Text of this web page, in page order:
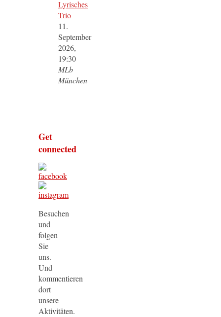
Lyrisches
Trio
11.
September
2026,
19:30
MLb
München
Get
connected
Besuchen
und
folgen
Sie
uns.
Und
kommentieren
dort
unsere
Aktivitäten.